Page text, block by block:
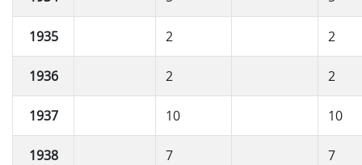
1935 2 2
1936 2 2
1937 10 10
1938 7 7